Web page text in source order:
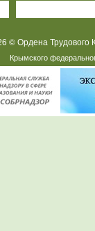
© Ордена
Крымского